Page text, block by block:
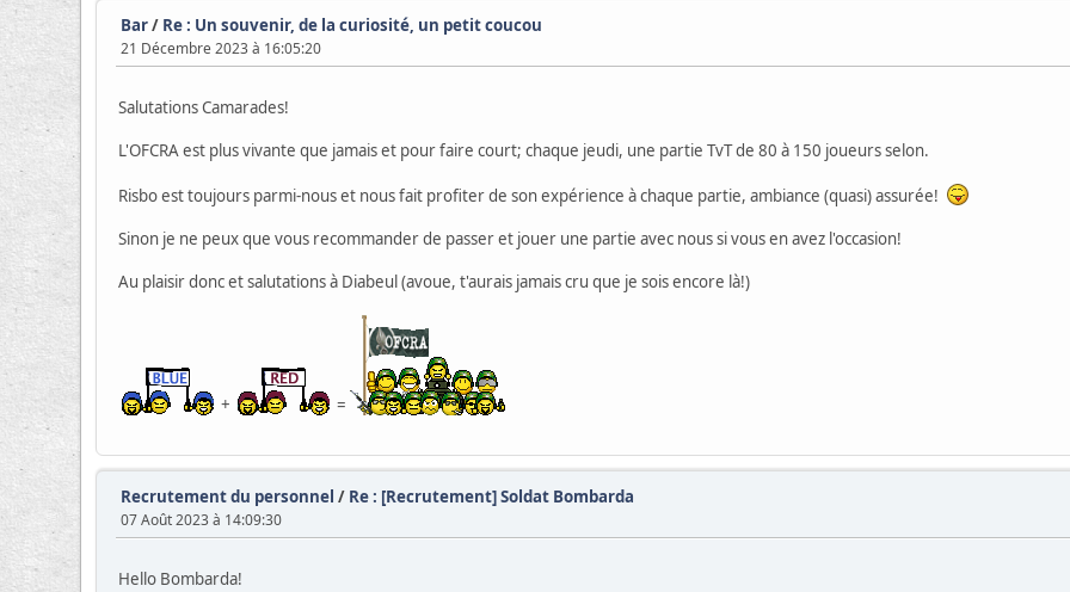
Bar/ Re : Un souvenir, de la curiosité, un petit coucou
21 Décembre 2023 à 16:05:20
Salutations Camarades!
L'OFCRA est plus vivante que jamais et pour faire court; chaque jeudi, une partie TvT de 80 à 150 joueurs selon.
Risbo est toujours parmi-nous et nous fait profiter de son expérience à chaque partie, ambiance (quasi) assurée!
Sinon je ne peux que vous recommander de passer et jouer une partie avec nous si vous en avez l'occasion!
Au plaisir donc et salutations à Diabeul (avoue, t'aurais jamais cru que je sois encore là!)
+ =
Recrutement du personnel / Re : [Recrutement] Soldat Bombarda
07 Août 2023 à 14:09:30
Hello Bombarda!